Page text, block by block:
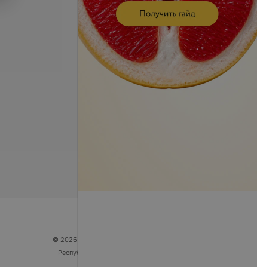
© 2026 ООО «Артокс Лаб», УНП 191700409
Республика Беларусь, г. Минск, улица Толбухина, 2,